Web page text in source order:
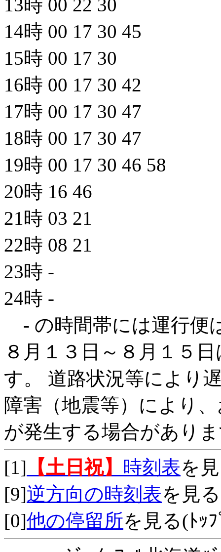
13時 00 22 30
14時 00 17 30 45
15時 00 17 30
16時 00 17 30 42
17時 00 17 30 47
18時 00 17 30 47
19時 00 17 30 46 58
20時 16 46
21時 03 21
22時 08 21
23時 -
24時 -
- の時間帯には運行便
８月１３日～８月１５
す。 道路状況等により
障害（地震等）により
が発生する場合があり
[1] 【土日祝】 時刻表を
[9]逆方向の時刻表を見る
[0]他の停留所を見る(ﾄｯ